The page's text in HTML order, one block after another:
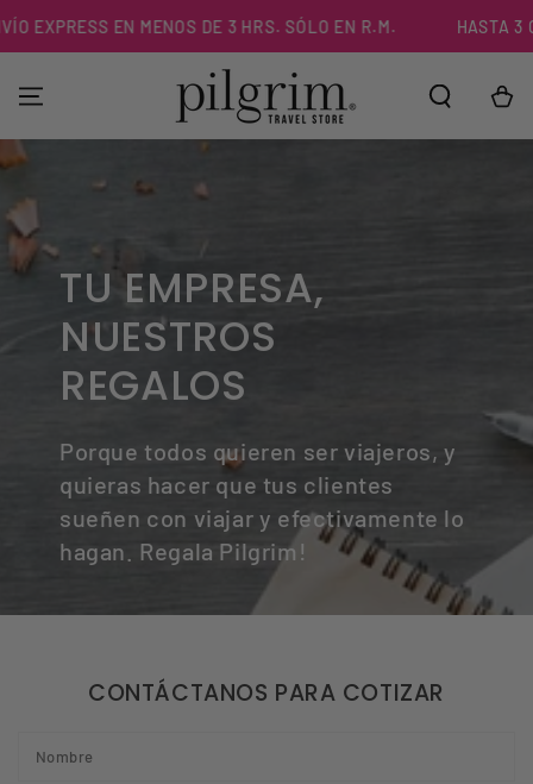
CONTENIDO
EXPRESS EN MENOS DE 3 HRS. SÓLO EN R.M. HASTA 3
Carrito
TU EMPRESA,
NUESTROS
REGALOS
Porque todos quieren ser viajeros, y
quieras hacer que tus clientes
sueñen con viajar y efectivamente lo
hagan. Regala Pilgrim!
CONTÁCTANOS PARA COTIZAR